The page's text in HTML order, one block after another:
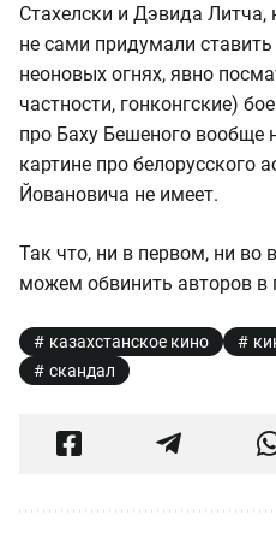
Стахелски и Дэвида Литча,
не сами придумали
неоновых огнях, явно
частности, гонконгские)
про Баху Бешеного вообще
картине про белорусского
Йовановича не имеет.
Так что, ни в первом, ни во
можем обвинить авторов в
казахстанское кино
скандал